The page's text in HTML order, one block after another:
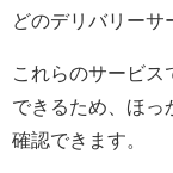
どのデリバリーサ
これらのサービ
できるため、ほっ
確認できます。